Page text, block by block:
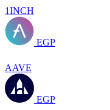
1INCH
EGP
AAVE
EGP